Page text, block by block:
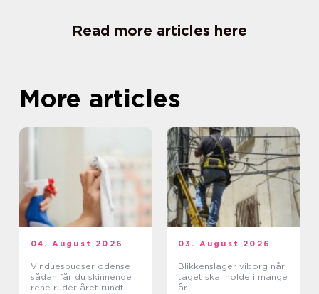
Read more articles here
More articles
04. August 2026
Vinduespudser odense
sådan får du skinnende
rene ruder året rundt
03. August 2026
Blikkenslager viborg når
taget skal holde i mange
år